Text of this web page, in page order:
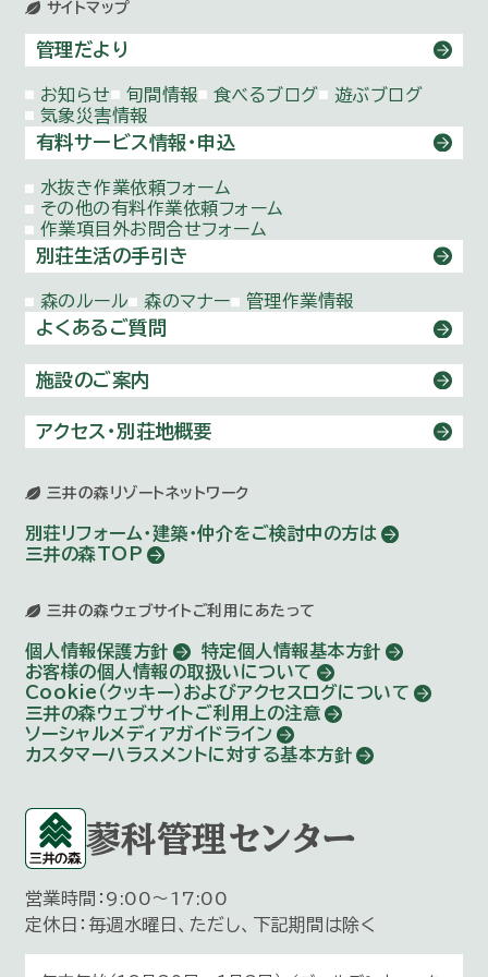
サイトマップ
管理だより
お知らせ 旬間情報 食べるブログ
遊ぶブログ
気象災害情報
有料サービス情報・申込
水抜き作業依頼フォーム
その他の有料作業依頼フォーム
作業項目外お問合せフォーム
別荘生活の手引き
森のルール 森のマナー 管理作業情報
よくあるご質問
施設のご案内
アクセス・別荘地概要
三井の森リゾートネットワーク
別荘リフォーム・建築・仲介をご検討中の方は
三井の森TOP
三井の森ウェブサイトご利用にあたって
個人情報保護方針
特定個人情報基本方針
お客様の個人情報の取扱いについて
Cookie（クッキー）およびアクセスログについて
三井の森ウェブサイトご利用上の注意
ソーシャルメディアガイドライン
カスタマーハラスメントに対する基本方針
蓼科管理センター
営業時間：9:00～17:00
定休日：毎週水曜日、ただし、下記期間は除く